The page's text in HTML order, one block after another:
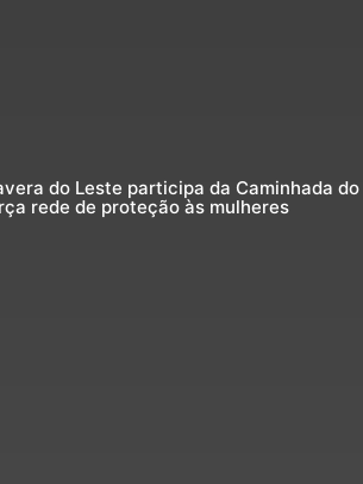
do Leste participa da Caminhada do
rede de proteção às mulheres